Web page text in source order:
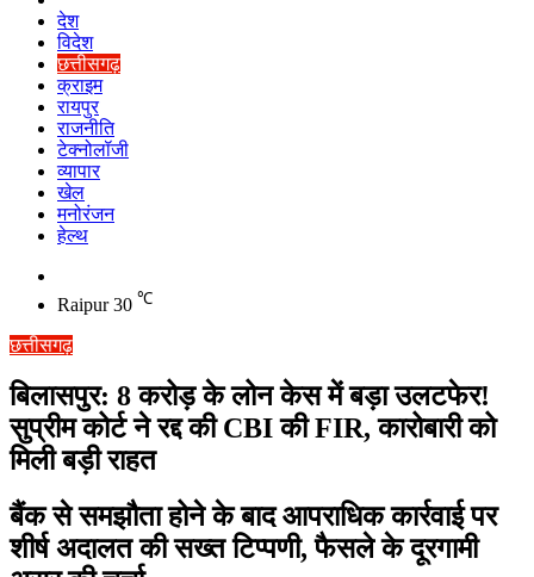
देश
विदेश
छत्तीसगढ़
क्राइम
रायपुर
राजनीति
टेक्नोलॉजी
व्यापार
खेल
मनोरंजन
हेल्थ
skin
Raipur 30 ℃
छत्तीसगढ़
बिलासपुर: 8 करोड़ के लोन केस में बड़ा उलटफेर!
सुप्रीम कोर्ट ने रद्द की CBI की FIR, कारोबारी को
मिली बड़ी राहत
बैंक से समझौता होने के बाद आपराधिक कार्रवाई पर
शीर्ष अदालत की सख्त टिप्पणी, फैसले के दूरगामी